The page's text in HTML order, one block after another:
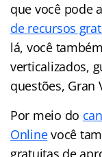
que você pode
de recursos
lá, você
verticalizados,
questões, Gran
Por meio do
Onlinevocê